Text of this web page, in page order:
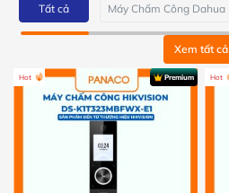
Tất cả Máy Chấm Công Dahua
Xem tất cả
Hot Premium Hot